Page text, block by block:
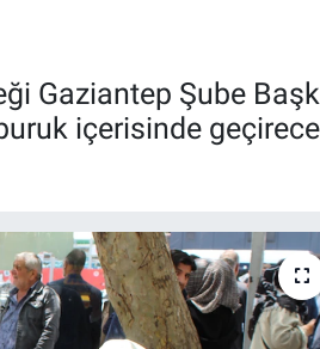
Şube
içerisinde